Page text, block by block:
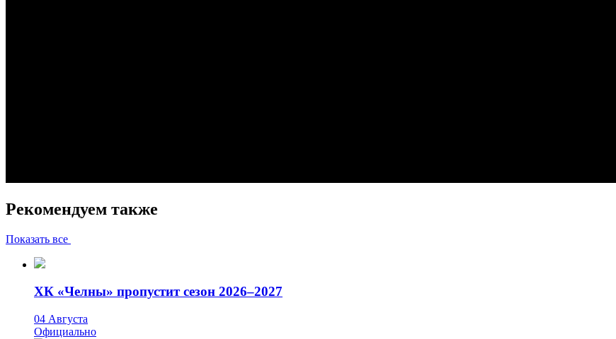
Рекомендуем также
Показать все
ХК «Челны» пропустит сезон 2026–2027
04 Августа
Официально